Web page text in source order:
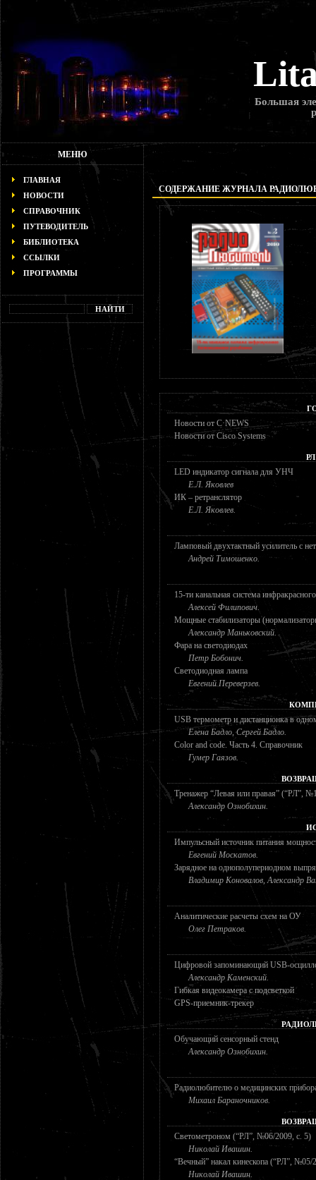
Большая
МЕНЮ
ГЛАВНАЯ
НОВОСТИ
СПРАВОЧНИК
ПУТЕВОДИТЕЛЬ
БИБЛИОТЕКА
ССЫЛКИ
ПРОГРАММЫ
СОДЕРЖАНИЕ ЖУРНАЛА
Новости от C·NEWS
Новости от Сisco Systems
LED индикатор сигнала для УНЧ
Е.Л. Яковлев
ИК – ретранслятор
Е.Л. Яковлев.
Ламповый двухтактный усилитель с
Андрей Тимошенко.
15-ти канальная система
Алексей Филипович.
Мощные стабилизаторы
Александр Маньковский.
Фара на светодиодах
Петр Бобонич.
Светодиодная лампа
Евгений Переверзев.
USB термометр и дистанционка в
Елена Бадло, Сергей Бадло.
Color and code. Часть 4. Справочник
Гумер Гаязов.
Тренажер “Левая или правая” (“РЛ”,
Александр Ознобихин.
Импульсный источник питания
Евгений Москатов.
Зарядное на однополупериодном
Владимир Коновалов, Александр
Аналитические расчеты схем на ОУ
Олег Петраков.
Цифровой запоминающий USB-
Александр Каменский.
Гибкая видеокамера с подсветкой
GPS-приемник-трекер
Обучающий сенсорный стенд
Александр Ознобихин.
Радиолюбителю о медицинских
Михаил Бараночников.
Светометроном (“РЛ”, №06/2009, с. 5)
Николай Ивашин.
“Вечный” накал кинескопа (“РЛ”, №05/
Николай Ивашин.